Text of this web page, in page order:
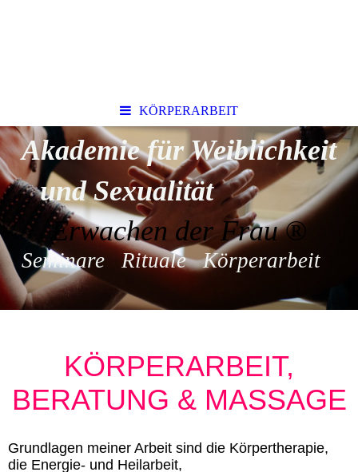
KÖRPERARBEIT
Akademie für Weiblichkeit
und Sexualität
Erwachen der Frau ®
Seminare Rituale Körperarbeit
KÖRPERARBEIT,
BERATUNG & MASSAGE
Grundlagen meiner Arbeit sind die Körpertherapie,
die Energie- und Heilarbeit,